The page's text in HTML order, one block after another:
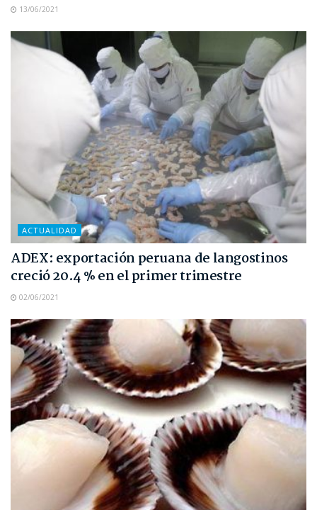
13/06/2021
ACTUALIDAD
ADEX: exportación peruana de langostinos
creció 20.4 % en el primer trimestre
02/06/2021